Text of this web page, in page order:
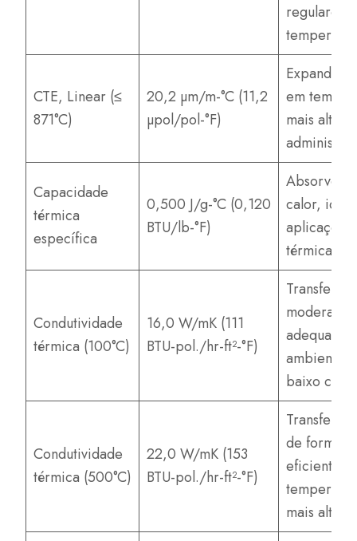
regulares
CTE, Linear (≤
871°C)
20,2 µm/m-°C (11,2
µpol/pol-°F)
Expande-
em
mais altas,
Capacidade
térmica
específica
0,500 J/g-°C (0,120
BTU/lb-°F)
Absorve
calor,
aplicações
térmicas
Condutividade
térmica (100°C)
16,0 W/mK (111
BTU-pol./hr-ft²-°F)
Transfere
adequado
ambientes
baixo calor
Condutividade
térmica (500°C)
22,0 W/mK (153
BTU-pol./hr-ft²-°F)
Transfere
de forma
eficiente
mais altas